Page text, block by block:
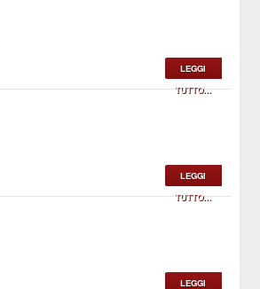
LEGGI
TUTTO...
LEGGI
TUTTO...
LEGGI